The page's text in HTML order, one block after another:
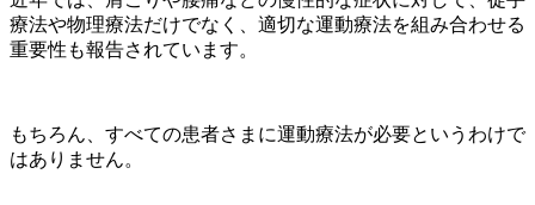
療法や物理療法だけでなく、適切な運動療法を組み合わせる
重要性も報告されています。
もちろん、すべての患者さまに運動療法が必要というわけで
はありません。